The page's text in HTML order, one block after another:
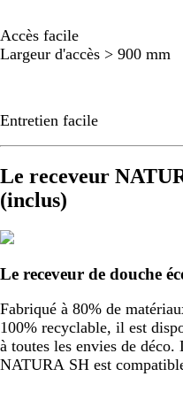
Accès facile
Largeur d'accès > 900 mm
Entretien facile
Le receveur
(inclus)
Le receveur de douche
Fabriqué à 80% de
100% recyclable, il est
à toutes les envies de déco.
NATURA SH est